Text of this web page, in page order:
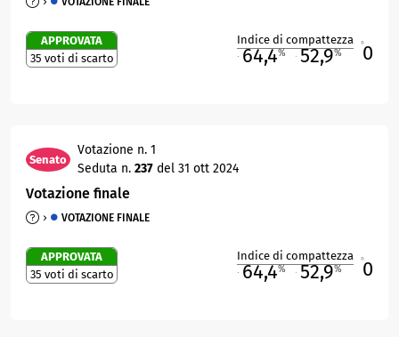
APPROVATA
35 voti di scarto
Indice di compattezza
64,4% 52,9% 0
Senato
Votazione n. 1
Seduta n. 237 del 31 ott 2024
Votazione finale
VOTAZIONE FINALE
APPROVATA
35 voti di scarto
Indice di compattezza
64,4% 52,9% 0